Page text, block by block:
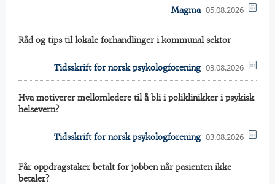
Magma 05.08.2026
Råd og tips til lokale forhandlinger i kommunal sektor
Tidsskrift for norsk psykologforening 03.08.2026
Hva motiverer mellomledere til å bli i poliklinikker i psykisk
helsevern?
Tidsskrift for norsk psykologforening 03.08.2026
Får oppdragstaker betalt for jobben når pasienten ikke
betaler?